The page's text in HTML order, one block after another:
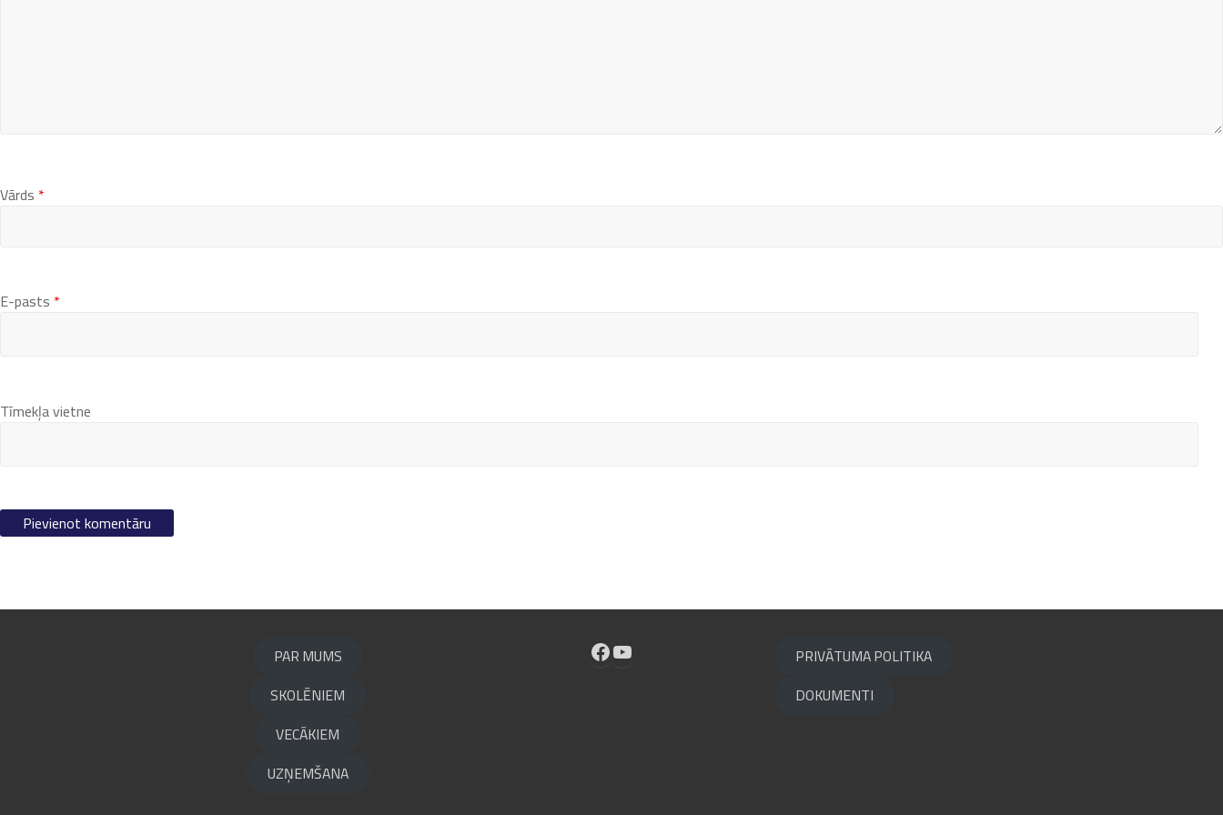
Vārds *
E-pasts *
Tīmekļa vietne
PAR MUMS
SKOLĒNIEM
VECĀKIEM
UZŅEMŠANA
Facebook
YouTube
PRIVĀTUMA POLITIKA
DOKUMENTI